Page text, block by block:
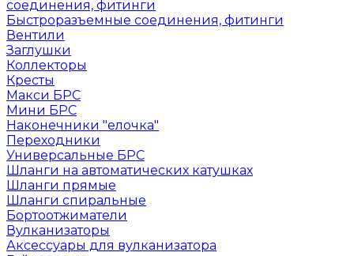
соединения, фитинги
Быстроразъемные соединения, фитинги
Вентили
Заглушки
Коллекторы
Кресты
Макси БРС
Мини БРС
Наконечники "елочка"
Переходники
Универсальные БРС
Шланги на автоматических катушках
Шланги прямые
Шланги спиральные
Бортоотжиматели
Вулканизаторы
Аксессуары для вулканизатора